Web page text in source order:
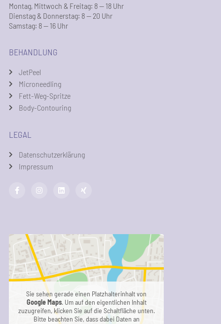
Montag, Mittwoch & Freitag: 8 — 18 Uhr
Dienstag & Donnerstag: 8 — 20 Uhr
Samstag: 8 — 16 Uhr
BEHANDLUNG
JetPeel
Microneedling
Fett-Weg-Spritze
Body-Contouring
LEGAL
Datenschutzerklärung
Impressum
Sie sehen gerade einen Platzhalterinhalt von
Google Maps. Um auf den eigentlichen Inhalt
zuzugreifen, klicken Sie auf die Schaltfläche unten.
Bitte beachten Sie, dass dabei Daten an